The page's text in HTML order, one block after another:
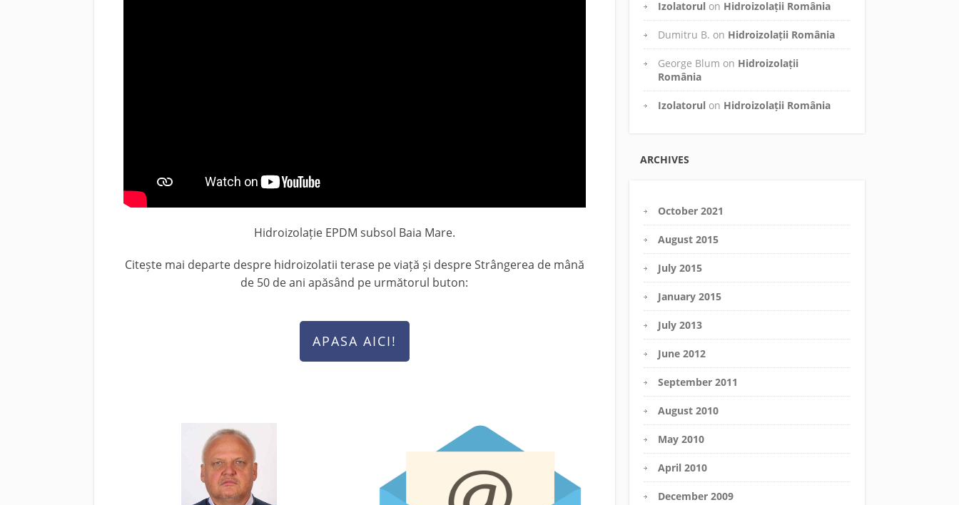
Hidroizolație EPDM subsol Baia Mare.
Citește mai departe despre hidroizolatii terase pe viață și despre Strângerea de mână
de 50 de ani apăsând pe următorul buton:
APASA AICI!
Izolatorul on Hidroizolații România
Dumitru B. on Hidroizolații România
George Blum on Hidroizolații
România
Izolatorul on Hidroizolații România
ARCHIVES
October 2021
August 2015
July 2015
January 2015
July 2013
June 2012
September 2011
August 2010
May 2010
April 2010
December 2009